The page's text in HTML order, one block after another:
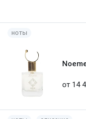
ноты
от 14